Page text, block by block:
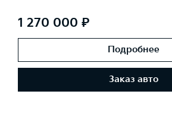
1 270 000 ₽
Подробнее
Заказ авто